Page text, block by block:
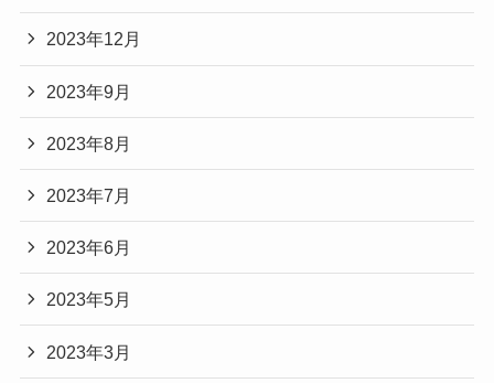
2023年12月
2023年9月
2023年8月
2023年7月
2023年6月
2023年5月
2023年3月